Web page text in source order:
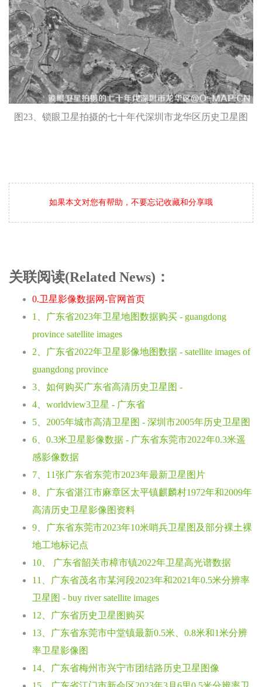
图23、锁眼卫星拍摄的七十年代深圳市龙华区历史卫星图
如果本文对您有帮助，不要忘记收藏和分享哦
关联阅读(Related News)：
0.卫星影像数据网-官网首页
1、广东省2023年卫星地图数据购买 - guangdong
province satellite images
2、广东省2022年卫星影像地图数据 - satellite images of
guangdong province
3、如何购买广东省高清历史卫星图 -
4、worldview3卫星 - 广东省
5、2005年城市高清卫星图 - 深圳市2005年历史卫星图
6、0.3米卫星影像数据 - 广东省东莞市2022年0.3米遥
感影像数据
7、11张广东省东莞市2023年最新卫星图片
8、广东省湛江市麻章区太平镇麒麟村1972年和2009年
高清历史卫星影像图资料
9、广东省东莞市2023年10米哨兵卫星图及部分裸土裸
地工地标记点
10、 广东省韶关市樟市镇2022年卫星高光谱数据
11、广东省茂名市某河段2023年和2021年0.5米分辨率
卫星图 - buy river satellite images
12、广东省历史卫星图购买
13、广东省东莞市中堂镇最新0.5米、0.8米和1米分辨
率卫星影像图
14、广东省梅州市兴宁市团结路历史卫星图像